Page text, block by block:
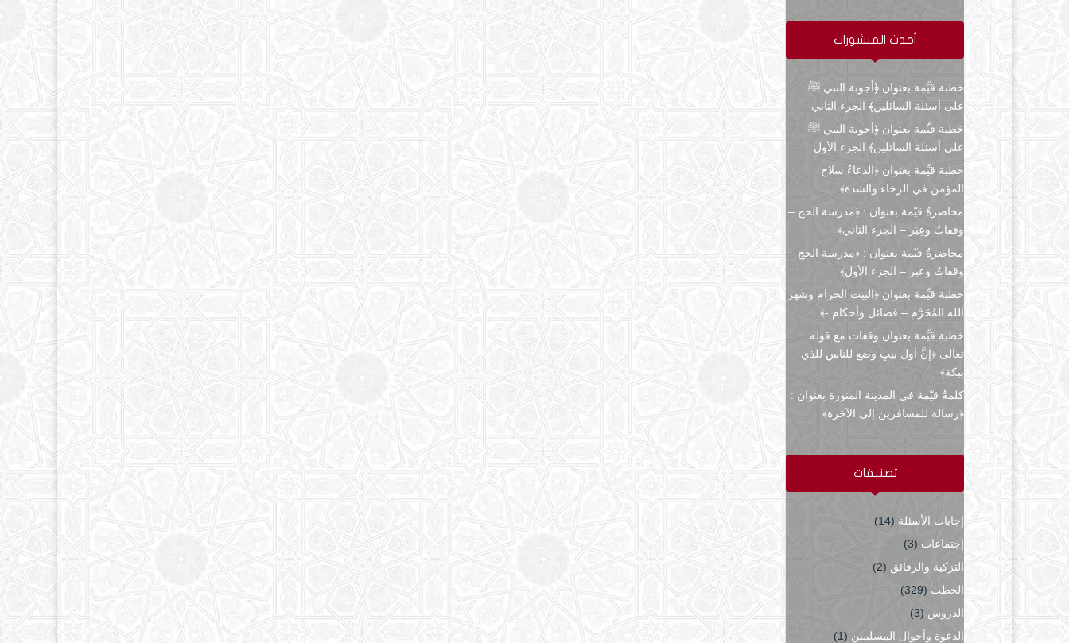
أحدث المنشورات
خطبة قيِّمة بعنوان ﴿أجوبة النبي ﷺ
على أسئلة السائلين﴾ الجزء الثاني
خطبة قيِّمة بعنوان ﴿أجوبة النبي ﷺ
على أسئلة السائلين﴾ الجزء الأول
خطبة قيِّمة بعنوان ﴿الدعاءُ سلاح
المؤمن في الرخاء والشدة﴾
محاضرةٌ قيّمة بعنوان : ﴿مدرسة الحج –
وقفاتٌ وعِبَر – الجزء الثاني﴾
محاضرةٌ قيّمة بعنوان : ﴿مدرسة الحج –
وقفاتٌ وعبر – الجزء الأول﴾
خطبة قيِّمة بعنوان ﴿البيت الحرام وشهر
الله المُحَرَّم – فضائل وأحكام -﴾
خطبة قيِّمة بعنوان وقفات مع قوله
تعالى ﴿إنَّ أول بيتٍ وضع للناس للذي
ببكة﴾
كلمةٌ قيّمة في المدينة المنورة بعنوان :
﴿رسالة للمسافرين إلى الآخرة﴾
تصنيفات
إجابات الأسئلة (14)
إجتماعات (3)
التزكية والرقائق (2)
الخطب (329)
الدروس (3)
الدعوة وأحوال المسلمين (1)